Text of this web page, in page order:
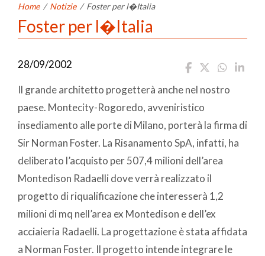
Home / Notizie / Foster per l�Italia
Foster per l�Italia
28/09/2002
Il grande architetto progetterà anche nel nostro
paese. Montecity-Rogoredo, avveniristico
insediamento alle porte di Milano, porterà la firma di
Sir Norman Foster. La Risanamento SpA, infatti, ha
deliberato l’acquisto per 507,4 milioni dell’area
Montedison Radaelli dove verrà realizzato il
progetto di riqualificazione che interesserà 1,2
milioni di mq nell’area ex Montedison e dell’ex
acciaieria Radaelli. La progettazione è stata affidata
a Norman Foster. Il progetto intende integrare le